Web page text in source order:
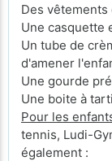
Des vêtements
Une casquette
Un tube de
d'amener
Une gourde
Une boite à
Pour les
tennis, Ludi-
également :